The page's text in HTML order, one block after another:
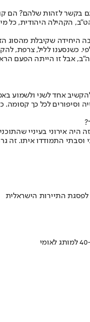
בקשר לזהות שלהם? הם
הקהילה היהודית, כל
היחידה שקיבלת מהסוג
אחד לשני ולשמוע
וסיפורים לכל כך
היה אירוני בעיניי
התמודדו איתו. זה
התיירות הישראלית